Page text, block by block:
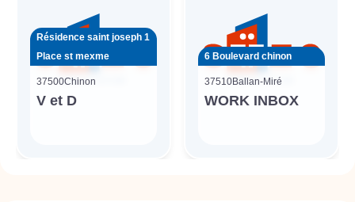
Résidence saint joseph 1
Place st mexme
37500Chinon
V et D
6 Boulevard chinon
37510Ballan-Miré
WORK INBOX